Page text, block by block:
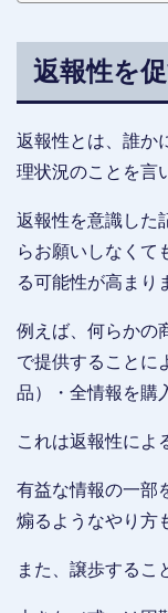
返報性を
返報性とは、誰か
理状況のことを言
返報性を意識した
らお願いしなくて
る可能性が高まり
例えば、何らかの
で提供することに
品）・全情報を購
これは返報性によ
有益な情報の一部
煽るようなやり方
また、譲歩するこ